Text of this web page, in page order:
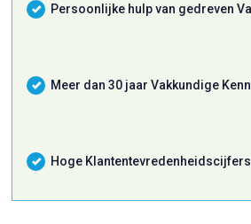
Persoonlijke hulp van gedreven
Meer dan 30 jaar Vakkundige
Hoge Klantentevredenheidscijfers